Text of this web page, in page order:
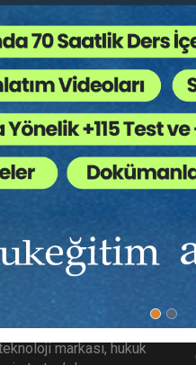
Kesiliyor ?
uzaklaşılma yolunda
uzak olumsuzluklar bu
vurgulamaya çalışacağım.
Aristo tarafından
markası, hukuk